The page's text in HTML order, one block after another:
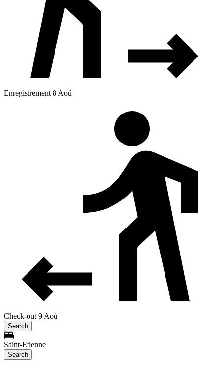
Enregistrement 8 Aoû
Check-out 9 Aoû
Search
Saint-Etienne
Search